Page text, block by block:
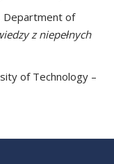
Department of
z niepełnych
of Technology –